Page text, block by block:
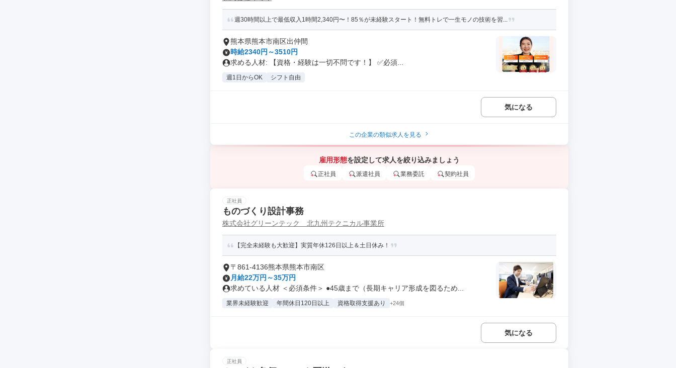
週30時間以上で最低収入1時間2,340円〜！85％が未経験スタート！無料トレで一生モノの技術を習...
熊本県熊本市南区出仲間
時給2340円～3510円
求める人材: 【資格・経験は一切不問です！】 ✅必須...
週1日からOK シフト自由
気になる
この企業の類似求人を見る
雇用形態を設定して求人を絞り込みましょう
正社員 派遣社員 業務委託 契約社員
正社員
ものづくり設計事務
株式会社グリーンテック 北九州テクニカル事業所
【完全未経験も大歓迎】実質年休126日以上＆土日休み！
〒861-4136熊本県熊本市南区
月給22万円～35万円
求めている人材 ＜必須条件＞ ●45歳まで（長期キャリア形成を図るため...
業界未経験歓迎 年間休日120日以上 資格取得支援あり +24個
気になる
正社員